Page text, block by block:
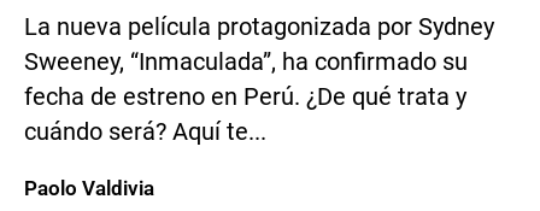
La nueva película protagonizada por Sydney
Sweeney, “Inmaculada”, ha confirmado su
fecha de estreno en Perú. ¿De qué trata y
cuándo será? Aquí te...
Paolo Valdivia